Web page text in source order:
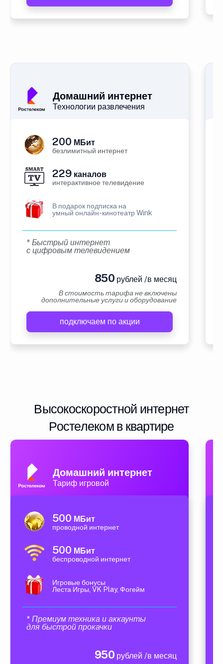
Домашний интернет
Технологии развлечения
200 МБит
безлимитный интернет
229 каналов
интерактивное телевидение
В подарок подписка на
умный онлайн-кинотеатр Wink
* Быстрый интернет
с цифровым телевидением
850 рублей /в месяц
В стоимость тарифа не включены
дополнительные услуги и оборудование
подключаем по акции
Высокоскоростной интернет
Ростелеком в квартире
Домашний интернет
Тариф игровой
500 МБит
проводной интернет
500 МБит
беспроводной интернет
Игровые бонусы
Леста Игры, VK Play, Фогейм
* Премиум техника и аккаунты
для быстрой прокачки
950 рублей /в месяц